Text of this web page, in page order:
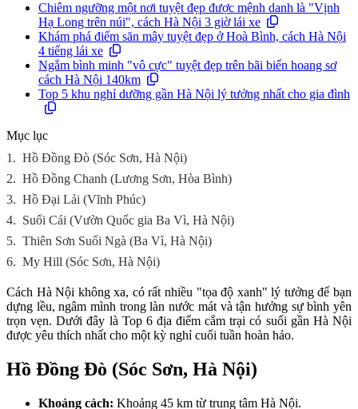
Chiêm ngưỡng một nơi tuyệt đẹp được mệnh danh là "Vịnh
Hạ Long trên núi", cách Hà Nội 3 giờ lái xe
Khám phá điểm săn mây tuyệt đẹp ở Hoà Bình, cách Hà Nội
4 tiếng lái xe
Ngắm bình minh "vô cực" tuyệt đẹp trên bãi biển hoang sơ
cách Hà Nội 140km
Top 5 khu nghỉ dưỡng gần Hà Nội lý tưởng nhất cho gia đình
Mục lục
1. Hồ Đồng Đò (Sóc Sơn, Hà Nội)
2. Hồ Đồng Chanh (Lương Sơn, Hòa Bình)
3. Hồ Đại Lải (Vĩnh Phúc)
4. Suối Cái (Vườn Quốc gia Ba Vì, Hà Nội)
5. Thiên Sơn Suối Ngà (Ba Vì, Hà Nội)
6. My Hill (Sóc Sơn, Hà Nội)
Cách Hà Nội không xa, có rất nhiều "tọa độ xanh" lý tưởng để bạn
dựng lều, ngâm mình trong làn nước mát và tận hưởng sự bình yên
trọn vẹn. Dưới đây là Top 6 địa điểm cắm trại có suối gần Hà Nội
được yêu thích nhất cho một kỳ nghỉ cuối tuần hoàn hảo.
Hồ Đồng Đò (Sóc Sơn, Hà Nội)
Khoảng cách: Khoảng 45 km từ trung tâm Hà Nội.